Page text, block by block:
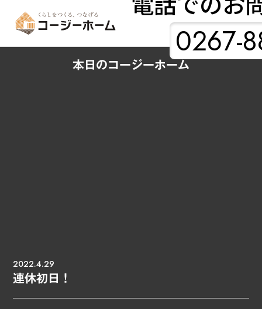
0267-
2022.4.29
連休初日！
本日のコージーホーム